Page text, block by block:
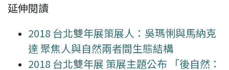
延伸閱讀
2018 台北雙年展策展人：吳瑪悧與馬納克
達 聚焦人與自然兩者間生態結構
2018 台北雙年展 策展主題公布 「後自然：